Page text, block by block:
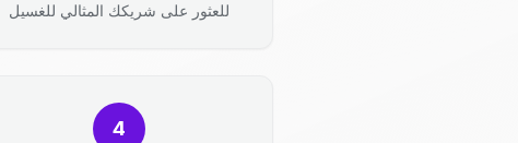
للعثور على شريكك المثالي للغسيل
4